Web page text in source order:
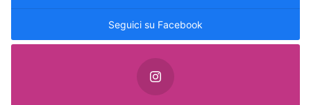
Seguici su Facebook